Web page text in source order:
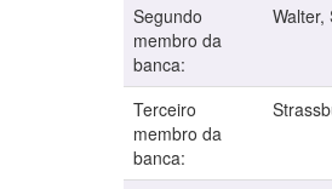
Segundo
membro da
banca:
Walter,
Terceiro
membro da
banca: